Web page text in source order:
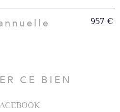
957 €
CE BIEN